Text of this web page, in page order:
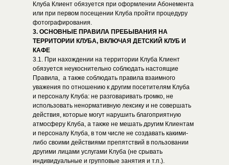
Клуба Клиент обязуется при оформлении Абонемента
или при первом посещении Клуба пройти процедуру
фотографирования.
3. ОСНОВНЫЕ ПРАВИЛА ПРЕБЫВАНИЯ НА
ТЕРРИТОРИИ КЛУБА, ВКЛЮЧАЯ ДЕТСКИЙ КЛУБ И
КАФЕ
3.1. При нахождении на территории Клуба Клиент
обязуется неукоснительно соблюдать настоящие
Правила, а также соблюдать правила взаимного
уважения по отношению к другим посетителям Клуба
и персоналу Клуба: не разговаривать громко, не
использовать ненормативную лексику и не совершать
действия, которые могут нарушить благоприятную
атмосферу Клуба, а также не мешать другим Клиентам
и персоналу Клуба, в том числе не создавать какими-
либо своими действиями препятствий в пользовании
другими лицами услугами Клуба (не срывать
индивидуальные и групповые занятия и т.п.).